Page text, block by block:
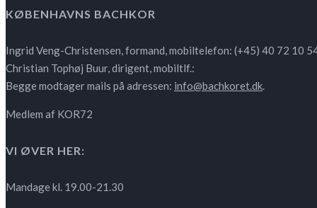
KØBENHAVNS BACHKOR
Ingrid Veng-Christensen, formand, mobiltelefon: (+45) 40 72 10
Christian Tophøj Buur, dirigent, mobiltlf.:
Begge modtager mails på adressen: info@bachkoret.dk.
Medlem af KOR72
VI ØVER HER:
Mandage kl. 19.00-21.30